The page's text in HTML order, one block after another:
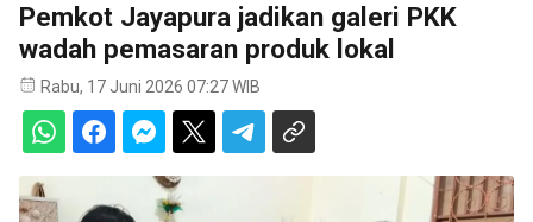
Pemkot Jayapura jadikan galeri PKK
wadah pemasaran produk lokal
Rabu, 17 Juni 2026 07:27 WIB